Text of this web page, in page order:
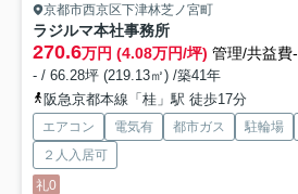
京都市西京区下津林芝ノ宮町
ラジルマ本社事務所
270.6万円 (4.08万円/坪) 管理/共益費-
- / 66.28坪 (219.13㎡) /築41年
阪急京都本線「桂」駅 徒歩17分
エアコン 電気有 都市ガス 駐輪場
２人入居可
礼0